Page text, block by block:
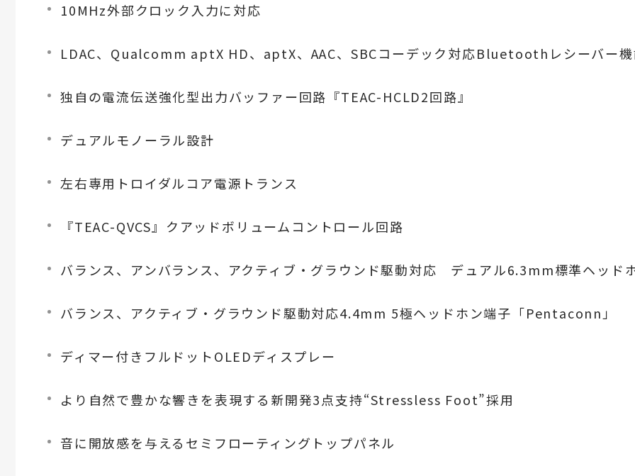
10MHz外部クロック入力に対応
LDAC、Qualcomm aptX HD、aptX、AAC、SBCコーデック対応Bluetoothレシーバー
独自の電流伝送強化型出力バッファー回路『TEAC-HCLD2回路』
デュアルモノーラル設計
左右専用トロイダルコア電源トランス
『TEAC-QVCS』クアッドボリュームコントロール回路
バランス、アンバランス、アクティブ・グラウンド駆動対応 デュアル6.3mm標準ヘッド
バランス、アクティブ・グラウンド駆動対応4.4mm 5極ヘッドホン端子「Pentaconn」
ディマー付きフルドットOLEDディスプレー
より自然で豊かな響きを表現する新開発3点支持“Stressless Foot”採用
音に開放感を与えるセミフローティングトップパネル